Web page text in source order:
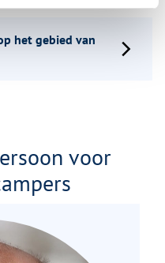
het gebied van
voor